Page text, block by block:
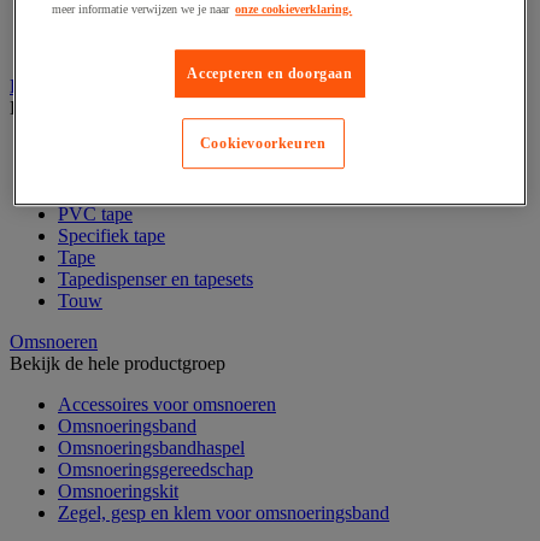
Lijmen, nieten en hechten
Bekijk de hele productgroep
Inpakkende nietmachine
PVC tape
Specifiek tape
Tape
Tapedispenser en tapesets
Touw
Omsnoeren
Bekijk de hele productgroep
Accessoires voor omsnoeren
Omsnoeringsband
Omsnoeringsbandhaspel
Omsnoeringsgereedschap
Omsnoeringskit
Zegel, gesp en klem voor omsnoeringsband
meer informatie verwijzen we je naar onze cookieverklaring.
Accepteren en doorgaan
Cookievoorkeuren